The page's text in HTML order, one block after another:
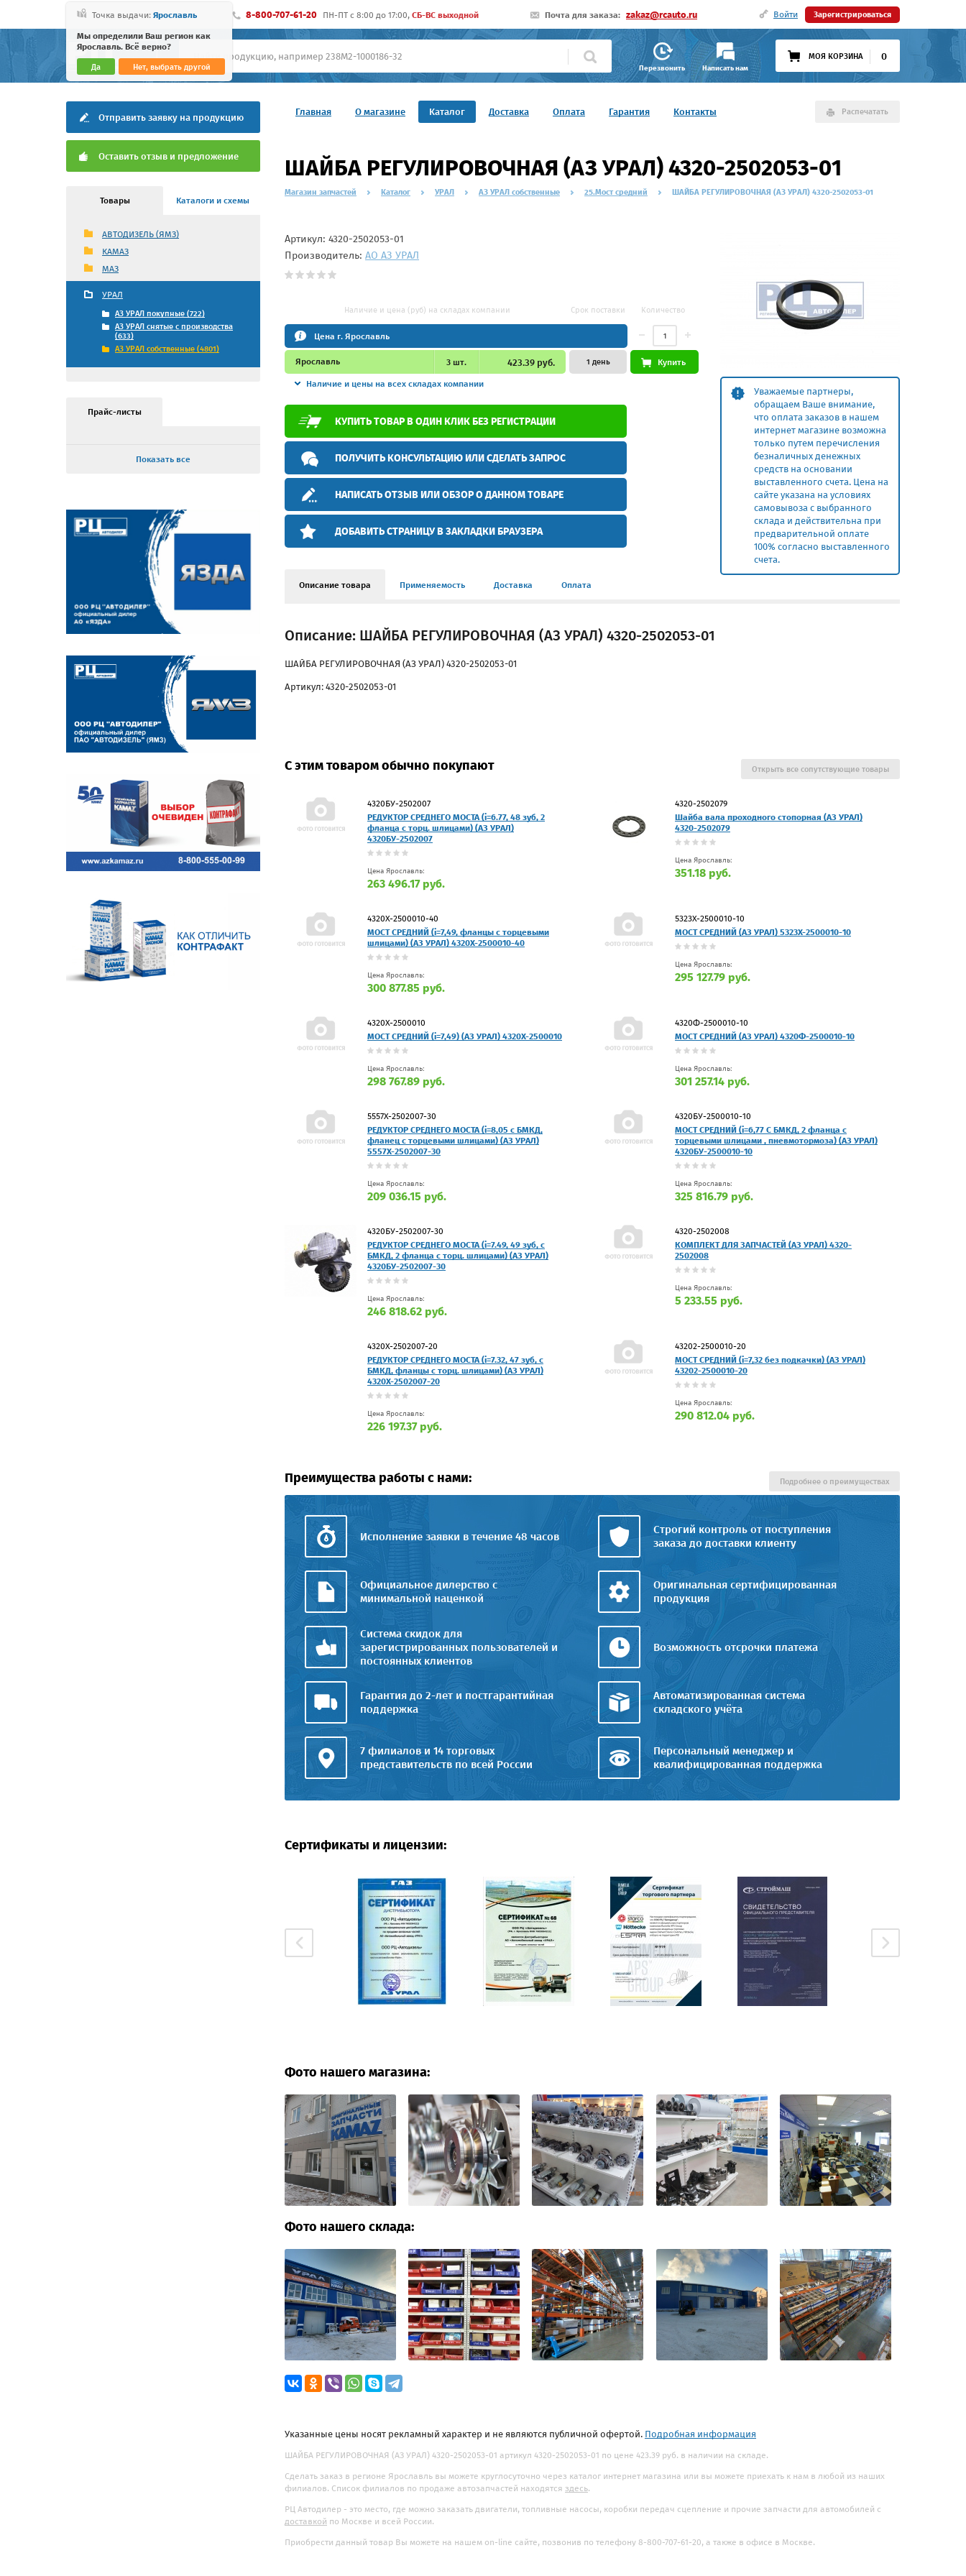
Точка выдачи: Ярославль
Мы определили Ваш регион как
Ярославль. Всё верно?
Да Нет, выбрать другой
8-800-707-61-20 ПН-ПТ c 8:00 до 17:00, СБ-ВС выходной Почта для заказа: zakaz@rcauto.ru Войти Зарегистрироваться
Перезвонить Написать нам
МОЯ КОРЗИНА 0
Главная О магазине Каталог Доставка Оплата Гарантия Контакты Распечатать
Отправить заявку на продукцию
Оставить отзыв и предложение
Товары Каталоги и схемы
АВТОДИЗЕЛЬ (ЯМЗ)
КАМАЗ
МАЗ
УРАЛ
АЗ УРАЛ покупные (722)
АЗ УРАЛ снятые с производства
(633)
АЗ УРАЛ собственные (4801)
Прайс-листы
Показать все
ШАЙБА РЕГУЛИРОВОЧНАЯ (АЗ УРАЛ) 4320-2502053-01
Магазин запчастей Каталог УРАЛ АЗ УРАЛ собственные 25.Мост средний ШАЙБА РЕГУЛИРОВОЧНАЯ (АЗ УРАЛ) 4320-2502053-01
Уважаемые партнеры,
обращаем Ваше внимание,
что оплата заказов в нашем
интернет магазине возможна
только путем перечисления
безналичных денежных
средств на основании
выставленного счета. Цена на
сайте указана на условиях
самовывоза с выбранного
склада и действительна при
предварительной оплате
100% согласно выставленного
счета.
Артикул: 4320-2502053-01
Производитель: АО АЗ УРАЛ
Наличие и цена (руб) на складах компании Срок поставки Количество
Цена г. Ярославль
Ярославль 3 шт. 423.39 руб.
Наличие и цены на всех складах компании
1 день Купить
КУПИТЬ ТОВАР В ОДИН КЛИК БЕЗ РЕГИСТРАЦИИ
ПОЛУЧИТЬ КОНСУЛЬТАЦИЮ ИЛИ СДЕЛАТЬ ЗАПРОС
НАПИСАТЬ ОТЗЫВ ИЛИ ОБЗОР О ДАННОМ ТОВАРЕ
ДОБАВИТЬ СТРАНИЦУ В ЗАКЛАДКИ БРАУЗЕРА
Описание товара Применяемость Доставка Оплата
Описание: ШАЙБА РЕГУЛИРОВОЧНАЯ (АЗ УРАЛ) 4320-2502053-01
ШАЙБА РЕГУЛИРОВОЧНАЯ (АЗ УРАЛ) 4320-2502053-01
Артикул: 4320-2502053-01
С этим товаром обычно покупают
4320БУ-2502007
РЕДУКТОР СРЕДНЕГО МОСТА (i=6.77, 48 зуб, 2
фланца с торц. шлицами) (АЗ УРАЛ)
4320БУ-2502007
Цена Ярославль:
263 496.17 руб.
4320-2502079
Шайба вала проходного стопорная (АЗ УРАЛ)
4320-2502079
Цена Ярославль:
351.18 руб.
4320Х-2500010-40
МОСТ СРЕДНИЙ (i=7,49, фланцы с торцевыми
шлицами) (АЗ УРАЛ) 4320Х-2500010-40
Цена Ярославль:
300 877.85 руб.
5323Х-2500010-10
МОСТ СРЕДНИЙ (АЗ УРАЛ) 5323Х-2500010-10
Цена Ярославль:
295 127.79 руб.
4320Х-2500010
МОСТ СРЕДНИЙ (i=7,49) (АЗ УРАЛ) 4320Х-2500010
Цена Ярославль:
298 767.89 руб.
4320Ф-2500010-10
МОСТ СРЕДНИЙ (АЗ УРАЛ) 4320Ф-2500010-10
Цена Ярославль:
301 257.14 руб.
5557Х-2502007-30
РЕДУКТОР СРЕДНЕГО МОСТА (i=8,05 с БМКД,
фланец с торцевыми шлицами) (АЗ УРАЛ)
5557Х-2502007-30
Цена Ярославль:
209 036.15 руб.
4320БУ-2500010-10
МОСТ СРЕДНИЙ (i=6,77 С БМКД, 2 фланца с
торцевыми шлицами , пневмотормоза) (АЗ УРАЛ)
4320БУ-2500010-10
Цена Ярославль:
325 816.79 руб.
4320БУ-2502007-30
РЕДУКТОР СРЕДНЕГО МОСТА (i=7.49, 49 зуб, с
БМКД, 2 фланца с торц. шлицами) (АЗ УРАЛ)
4320БУ-2502007-30
Цена Ярославль:
246 818.62 руб.
4320-2502008
КОМПЛЕКТ ДЛЯ ЗАПЧАСТЕЙ (АЗ УРАЛ) 4320-
2502008
Цена Ярославль:
5 233.55 руб.
4320Х-2502007-20
РЕДУКТОР СРЕДНЕГО МОСТА (i=7.32, 47 зуб, с
БМКД, фланцы с торц. шлицами) (АЗ УРАЛ)
4320Х-2502007-20
Цена Ярославль:
226 197.37 руб.
43202-2500010-20
МОСТ СРЕДНИЙ (i=7,32 без подкачки) (АЗ УРАЛ)
43202-2500010-20
Цена Ярославль:
290 812.04 руб.
Открыть все сопутствующие товары
Преимущества работы с нами:
Исполнение заявки в течение 48 часов
Строгий контроль от поступления
заказа до доставки клиенту
Официальное дилерство с
минимальной наценкой
Оригинальная сертифицированная
продукция
Система скидок для
зарегистрированных пользователей и
постоянных клиентов
Возможность отсрочки платежа
Гарантия до 2-лет и постгарантийная
поддержка
Автоматизированная система
складского учёта
7 филиалов и 14 торговых
представительств по всей России
Персональный менеджер и
квалифицированная поддержка
Подробнее о преимуществах
Сертификаты и лицензии:
Фото нашего магазина:
Фото нашего склада:
Указанные цены носят рекламный характер и не являются публичной офертой. Подробная информация
ШАЙБА РЕГУЛИРОВОЧНАЯ (АЗ УРАЛ) 4320-2502053-01 артикул 4320-2502053-01 по цене 423.39 руб. в наличии на складе.
Сделать заказ в регионе Ярославль вы можете круглосуточно через каталог интернет магазина или вы можете приехать к нам в любой из наших
филиалов. Список филиалов по продаже автозапчастей находятся здесь.
РЦ Автодилер - это место, где можно заказать двигатели, топливные насосы, коробки передач сцепление и прочие запчасти для автомобилей с
доставкой по Москве и всей России.
Приобрести данный товар Вы можете на нашем on-line сайте, позвонив по телефону 8-800-707-61-20, а также в офисе в Москве.